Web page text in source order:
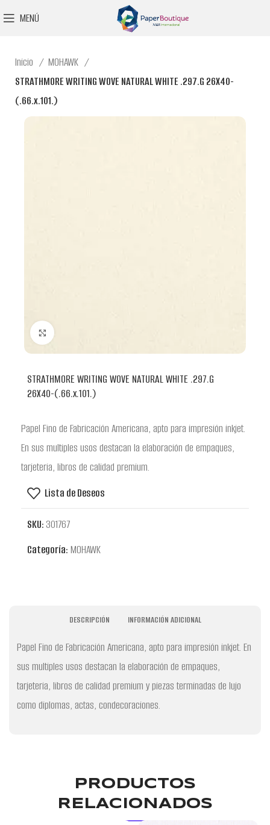
MENÚ
Inicio
MOHAWK
STRATHMORE WRITING WOVE NATURAL WHITE .297.G 26X40-
(.66.x.101.)
STRATHMORE WRITING WOVE NATURAL WHITE .297.G
26X40-(.66.x.101.)
Papel Fino de Fabricación Americana, apto para impresión inkjet.
En sus multiples usos destacan la elaboración de empaques,
tarjeteria, libros de calidad premium.
Lista de Deseos
SKU:301767
Categoría: MOHAWK
DESCRIPCIÓN INFORMACIÓN ADICIONAL
Papel Fino de Fabricación Americana, apto para impresión inkjet. En
sus multiples usos destacan la elaboración de empaques,
tarjeteria, libros de calidad premium y piezas terminadas de lujo
como diplomas, actas, condecoraciones.
PRODUCTOS
RELACIONADOS